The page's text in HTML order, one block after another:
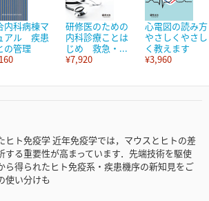
内科病棟マ
アル 疾患
の管理
研修医のための
内科診療ことは
じめ 救急・...
¥7,920
心電図の読み方
やさしくやさし
く教えます
¥3,960
ヒト免疫学 近年免疫学では，マウスとヒトの差
する重要性が高まっています．先端技術を駆使
ら得られたヒト免疫系・疾患機序の新知見をご
使い分けも